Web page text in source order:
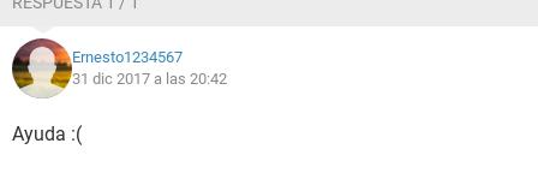
Por que ella ya tomo el 11 de diciembre y vuelta a tomar hoy
31 estaria bien?
Estaría embarazada si en caso no toma la pastilla?
Que me recomiendan por favor?
Ernesto1234567
31 dic 2017 a las 20:42
Ayuda :(